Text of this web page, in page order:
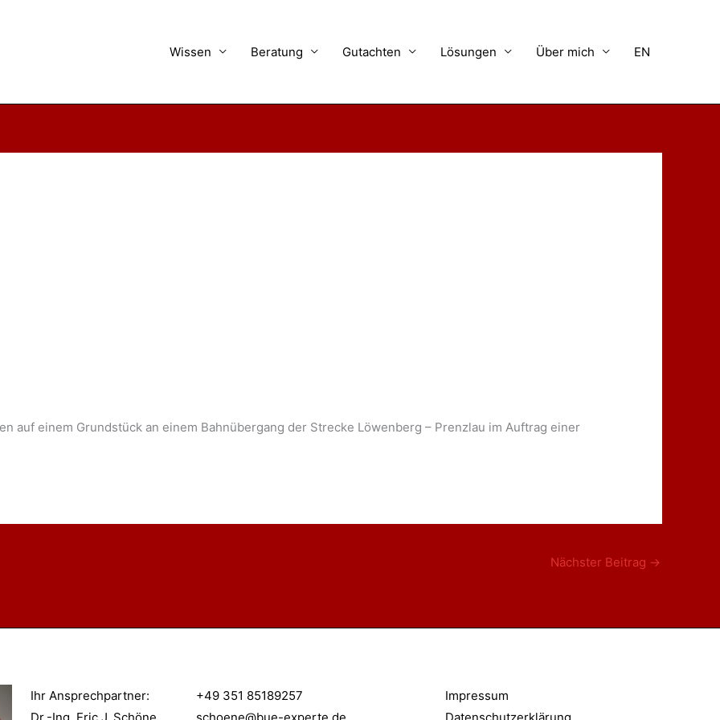
Wissen Beratung Gutachten Lösungen Über mich EN
auf einem Grundstück an einem Bahnübergang der Strecke Löwenberg – Prenzlau im Auftrag einer
Nächster Beitrag →
Ihr Ansprechpartner:
+49 351 85189257
Impressum